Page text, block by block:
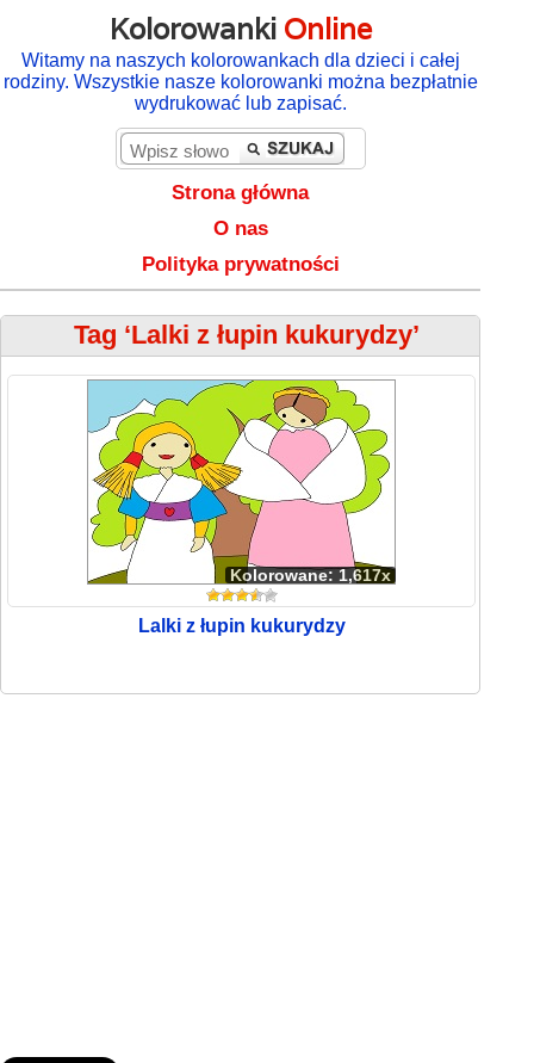
Kolorowanki Online
Witamy na naszych kolorowankach dla dzieci i całej
rodziny. Wszystkie nasze kolorowanki można bezpłatnie
wydrukować lub zapisać.
Strona główna
O nas
Polityka prywatności
Tag ‘Lalki z łupin kukurydzy’
Kolorowane: 1,617x
Lalki z łupin kukurydzy